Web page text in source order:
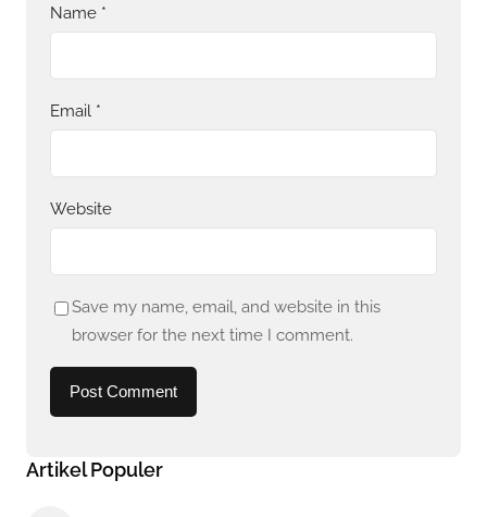
Name *
Email *
Website
Save my name, email, and website in this
browser for the next time I comment.
Artikel Populer